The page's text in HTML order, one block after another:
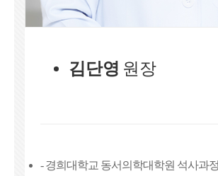
김단영 원장
- 경희대학교 동서의학대학원 석사과정